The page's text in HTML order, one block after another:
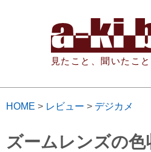
見たこと、聞いたこ
HOME > レビュー > デジカメ
ズームレンズの色